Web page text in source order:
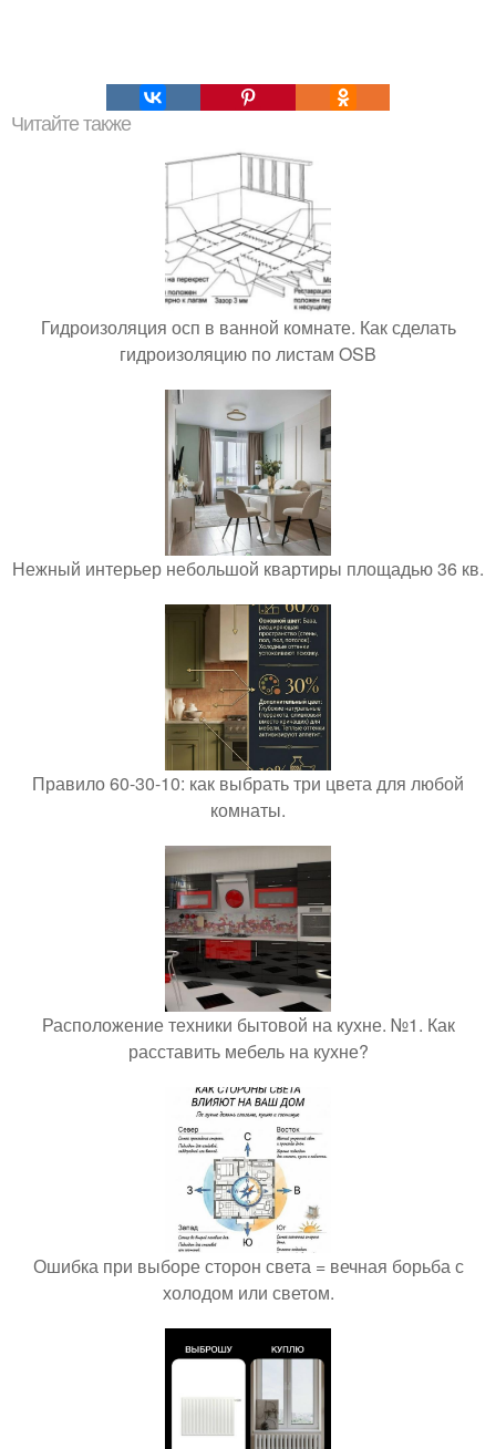
Читайте также
Гидроизоляция осп в ванной комнате. Как сделать
гидроизоляцию по листам OSB
Нежный интерьер небольшой квартиры площадью 36 кв.
Правило 60-30-10: как выбрать три цвета для любой
комнаты.
Расположение техники бытовой на кухне. №1. Как
расставить мебель на кухне?
Ошибка при выборе сторон света = вечная борьба с
холодом или светом.